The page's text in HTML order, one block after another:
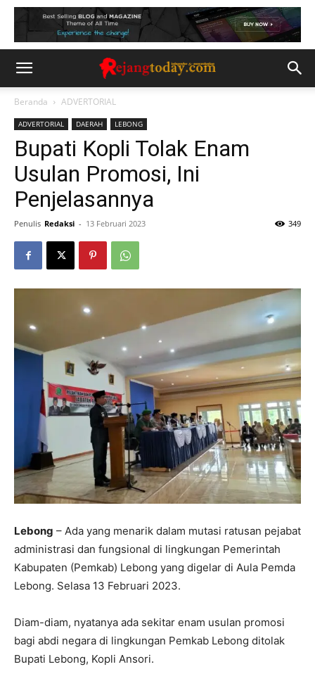
Beranda ADVERTORIAL
ADVERTORIAL DAERAH LEBONG
Bupati Kopli Tolak Enam
Usulan Promosi, Ini
Penjelasannya
Penulis Redaksi - 13 Februari 2023 349
Lebong – Ada yang menarik dalam mutasi ratusan pejabat
administrasi dan fungsional di lingkungan Pemerintah
Kabupaten (Pemkab) Lebong yang digelar di Aula Pemda
Lebong. Selasa 13 Februari 2023.
Diam-diam, nyatanya ada sekitar enam usulan promosi
bagi abdi negara di lingkungan Pemkab Lebong ditolak
Bupati Lebong, Kopli Ansori.